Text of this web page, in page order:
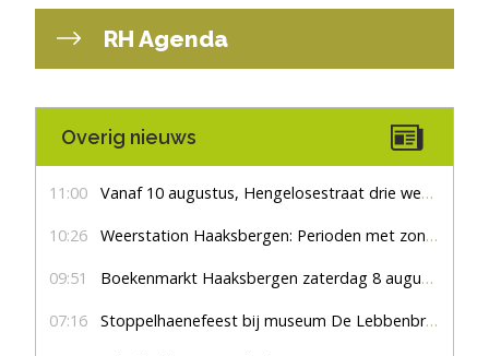
RH Agenda
Overig nieuws
11:00 Vanaf 10 augustus, Hengelosestraat drie weken dicht voor doorgaand verkeer
10:26 Weerstation Haaksbergen: Perioden met zon en droog
09:51 Boekenmarkt Haaksbergen zaterdag 8 augustus, marktplein Haaksbergen
07:16 Stoppelhaenefeest bij museum De Lebbenbrugge